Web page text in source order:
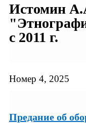
Истомин
с 2011 г.
Номер 4, 2025
Предание об